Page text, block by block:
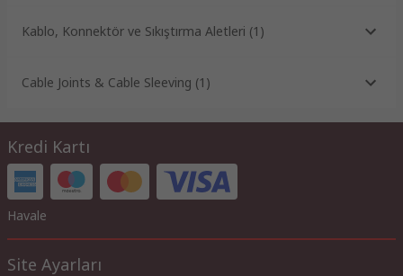
Kablo, Konnektör ve Sıkıştırma Aletleri (1 )
Cable Joints & Cable Sleeving (1 )
Kredi Kartı
Havale
Site Ayarları